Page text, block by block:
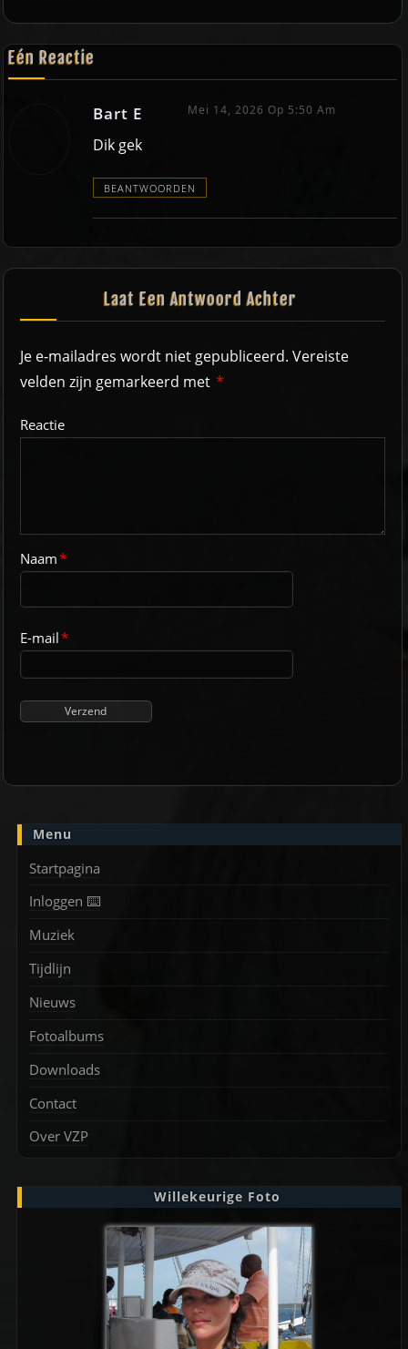
Eén Reactie
Bart E Mei 14, 2026 Op 5:50 Am
Dik gek
BEANTWOORDEN
Laat Een Antwoord Achter
Je e-mailadres wordt niet gepubliceerd. Vereiste
velden zijn gemarkeerd met *
Reactie
Naam*
E-mail*
Menu
Startpagina
Inloggen ⌨️
Muziek
Tijdlijn
Nieuws
Fotoalbums
Downloads
Contact
Over VZP
Willekeurige Foto